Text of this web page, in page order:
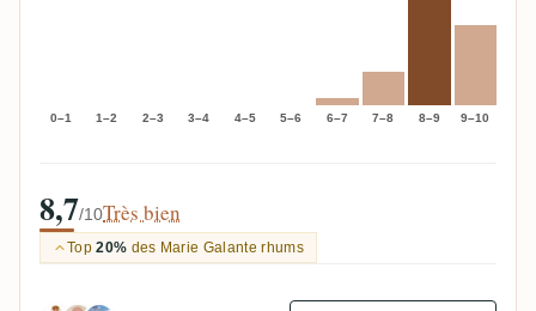
0–1 1–2 2–3 3–4 4–5 5–6 6–7 7–8 8–9 9–10
8,7/10Très bien
Top20% des Marie Galante rhums